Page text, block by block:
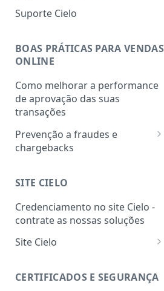
Suporte Cielo
BOAS PRÁTICAS PARA VENDAS
ONLINE
Como melhorar a performance
de aprovação das suas
transações
Prevenção a fraudes e
chargebacks
Programa de monitoria de
chargebacks e fraudes das
bandeiras
SITE CIELO
Credenciamento no site Cielo -
contrate as nossas soluções
Site Cielo
Como selecionar o
CERTIFICADOS E SEGURANÇA